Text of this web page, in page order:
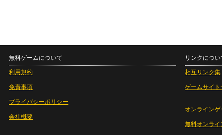
無料ゲームについて
利用規約
免責事項
プライバシーポリシー
会社概要
リンクについ
相互リンク集
ゲームサイト
オンラインゲ
無料オンライ